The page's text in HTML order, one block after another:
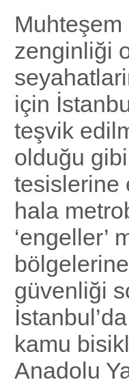
Muhteşem
zenginliği
için
teşvik
olduğu
tesislerine
hala
‘engeller’
güvenliği
kamu
Anadolu